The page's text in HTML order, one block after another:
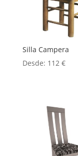
Silla Campera
Desde: 112 €